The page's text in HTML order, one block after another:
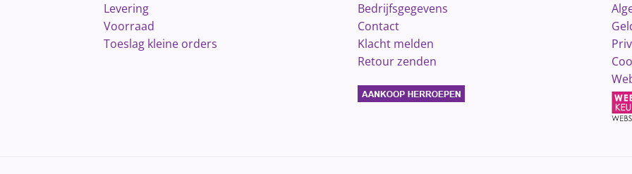
Levering
Voorraad
Toeslag kleine orders
Bedrijfsgegevens
Contact
Klacht melden
Retour zenden